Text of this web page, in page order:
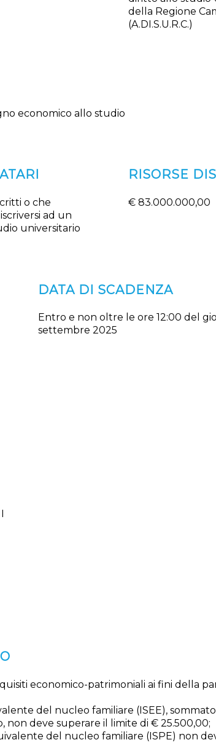
della Regione
(A.DI.S.U.R.C.)
economico allo studio
o che
ad un
universitario
RISORSE
€ 83.000.000,00
DATA DI SCADENZA
Entro e non oltre le ore 12:00 del
settembre 2025
economico-patrimoniali ai fini della
del nucleo familiare (ISEE),
non deve superare il limite di € 25.500,00;
del nucleo familiare (ISPE) non